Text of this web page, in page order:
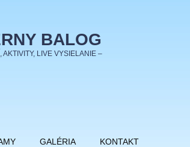
BALOG
LIVE VYSIELANIE –
GALÉRIA KONTAKT